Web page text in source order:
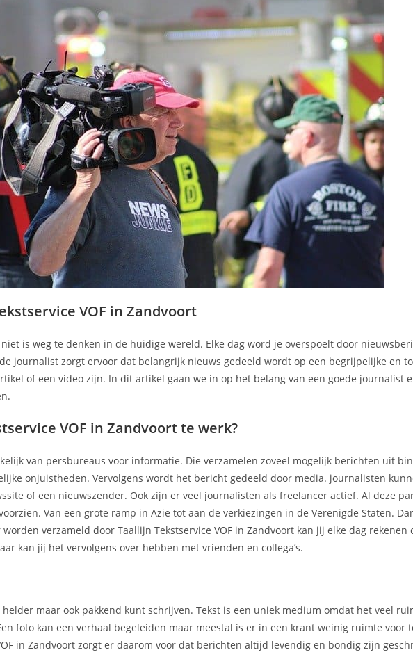
VOF in Zandvoort
is weg te denken in de huidige wereld. Elke dag word je overspoelt door
journalist zorgt ervoor dat belangrijk nieuws gedeeld wordt op een begrijpelijke en
of een video zijn. In dit artikel gaan we in op het belang van een goede journalist
VOF in Zandvoort te werk?
van persbureaus voor informatie. Die verzamelen zoveel mogelijk berichten uit
onjuistheden. Vervolgens wordt het bericht gedeeld door media. journalisten
of een nieuwszender. Ook zijn er veel journalisten als freelancer actief. Al deze
Van een grote ramp in Azië tot aan de verkiezingen in de Verenigde Staten.
verzameld door Taallijn Tekstservice VOF in Zandvoort kan jij elke dag rekenen
kan jij het vervolgens over hebben met vrienden en collega’s.
maar ook pakkend kunt schrijven. Tekst is een uniek medium omdat het veel
foto kan een verhaal begeleiden maar meestal is er in een krant weinig ruimte voor
in Zandvoort zorgt er daarom voor dat berichten altijd levendig en bondig zijn